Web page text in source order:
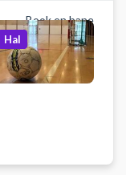
Book en bane
Hal